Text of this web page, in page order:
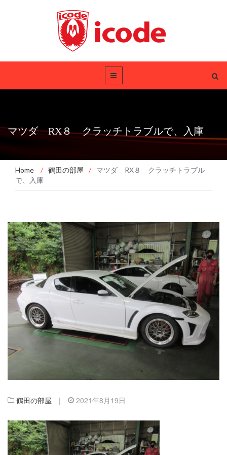
マツダ RX８ クラッチトラブルで、入庫
Home / 鶴田の部屋 /
マツダ RX８ クラッチトラブル
で、入庫
鶴田の部屋 | 2021年8月19日